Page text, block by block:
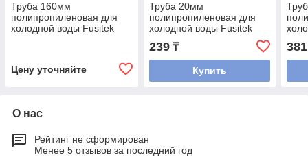
Труба 160мм
полипропиленовая для
холодной воды Fusitek
Цену уточняйте
Труба 20мм
полипропиленовая для
холодной воды Fusitek
(PN 16) (СЕРАЯ)
239₸
Купить
381
О нас
Рейтинг не сформирован
Менее 5 отзывов за последний год